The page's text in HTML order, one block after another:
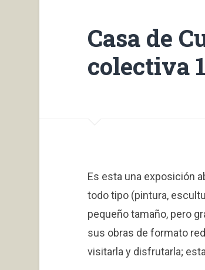
Casa de
colectiva
Es esta una exposición
todo tipo (pintura,
pequeño tamaño, pero
sus obras de formato
visitarla y disfrutarla;